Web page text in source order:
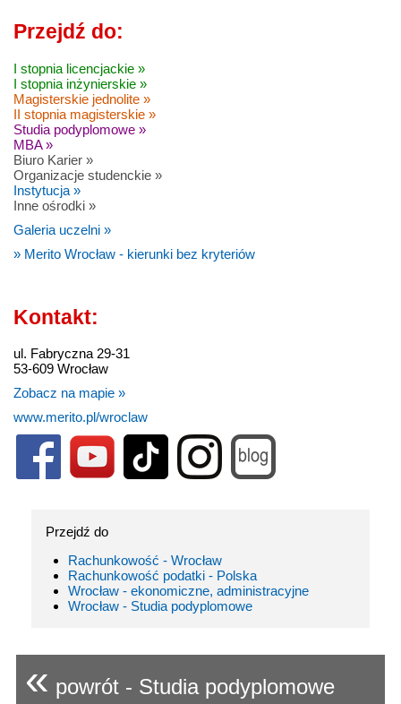
Przejdź do:
I stopnia licencjackie »
I stopnia inżynierskie »
Magisterskie jednolite »
II stopnia magisterskie »
Studia podyplomowe »
MBA »
Biuro Karier »
Organizacje studenckie »
Instytucja »
Inne ośrodki »
Galeria uczelni »
» Merito Wrocław - kierunki bez kryteriów
Kontakt:
ul. Fabryczna 29-31
53-609 Wrocław
Zobacz na mapie »
www.merito.pl/wroclaw
Przejdź do
Rachunkowość - Wrocław
Rachunkowość podatki - Polska
Wrocław - ekonomiczne, administracyjne
Wrocław - Studia podyplomowe
« powrót - Studia podyplomowe